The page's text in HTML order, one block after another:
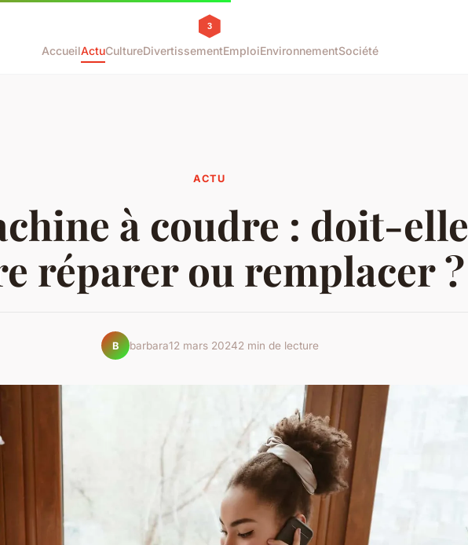
AccueilActuCultureDivertissementEmploiEnvironnementSociété
ACTU
à coudre : doit-elle
réparer ou remplacer ?
B barbara12 mars 20242 min de lecture